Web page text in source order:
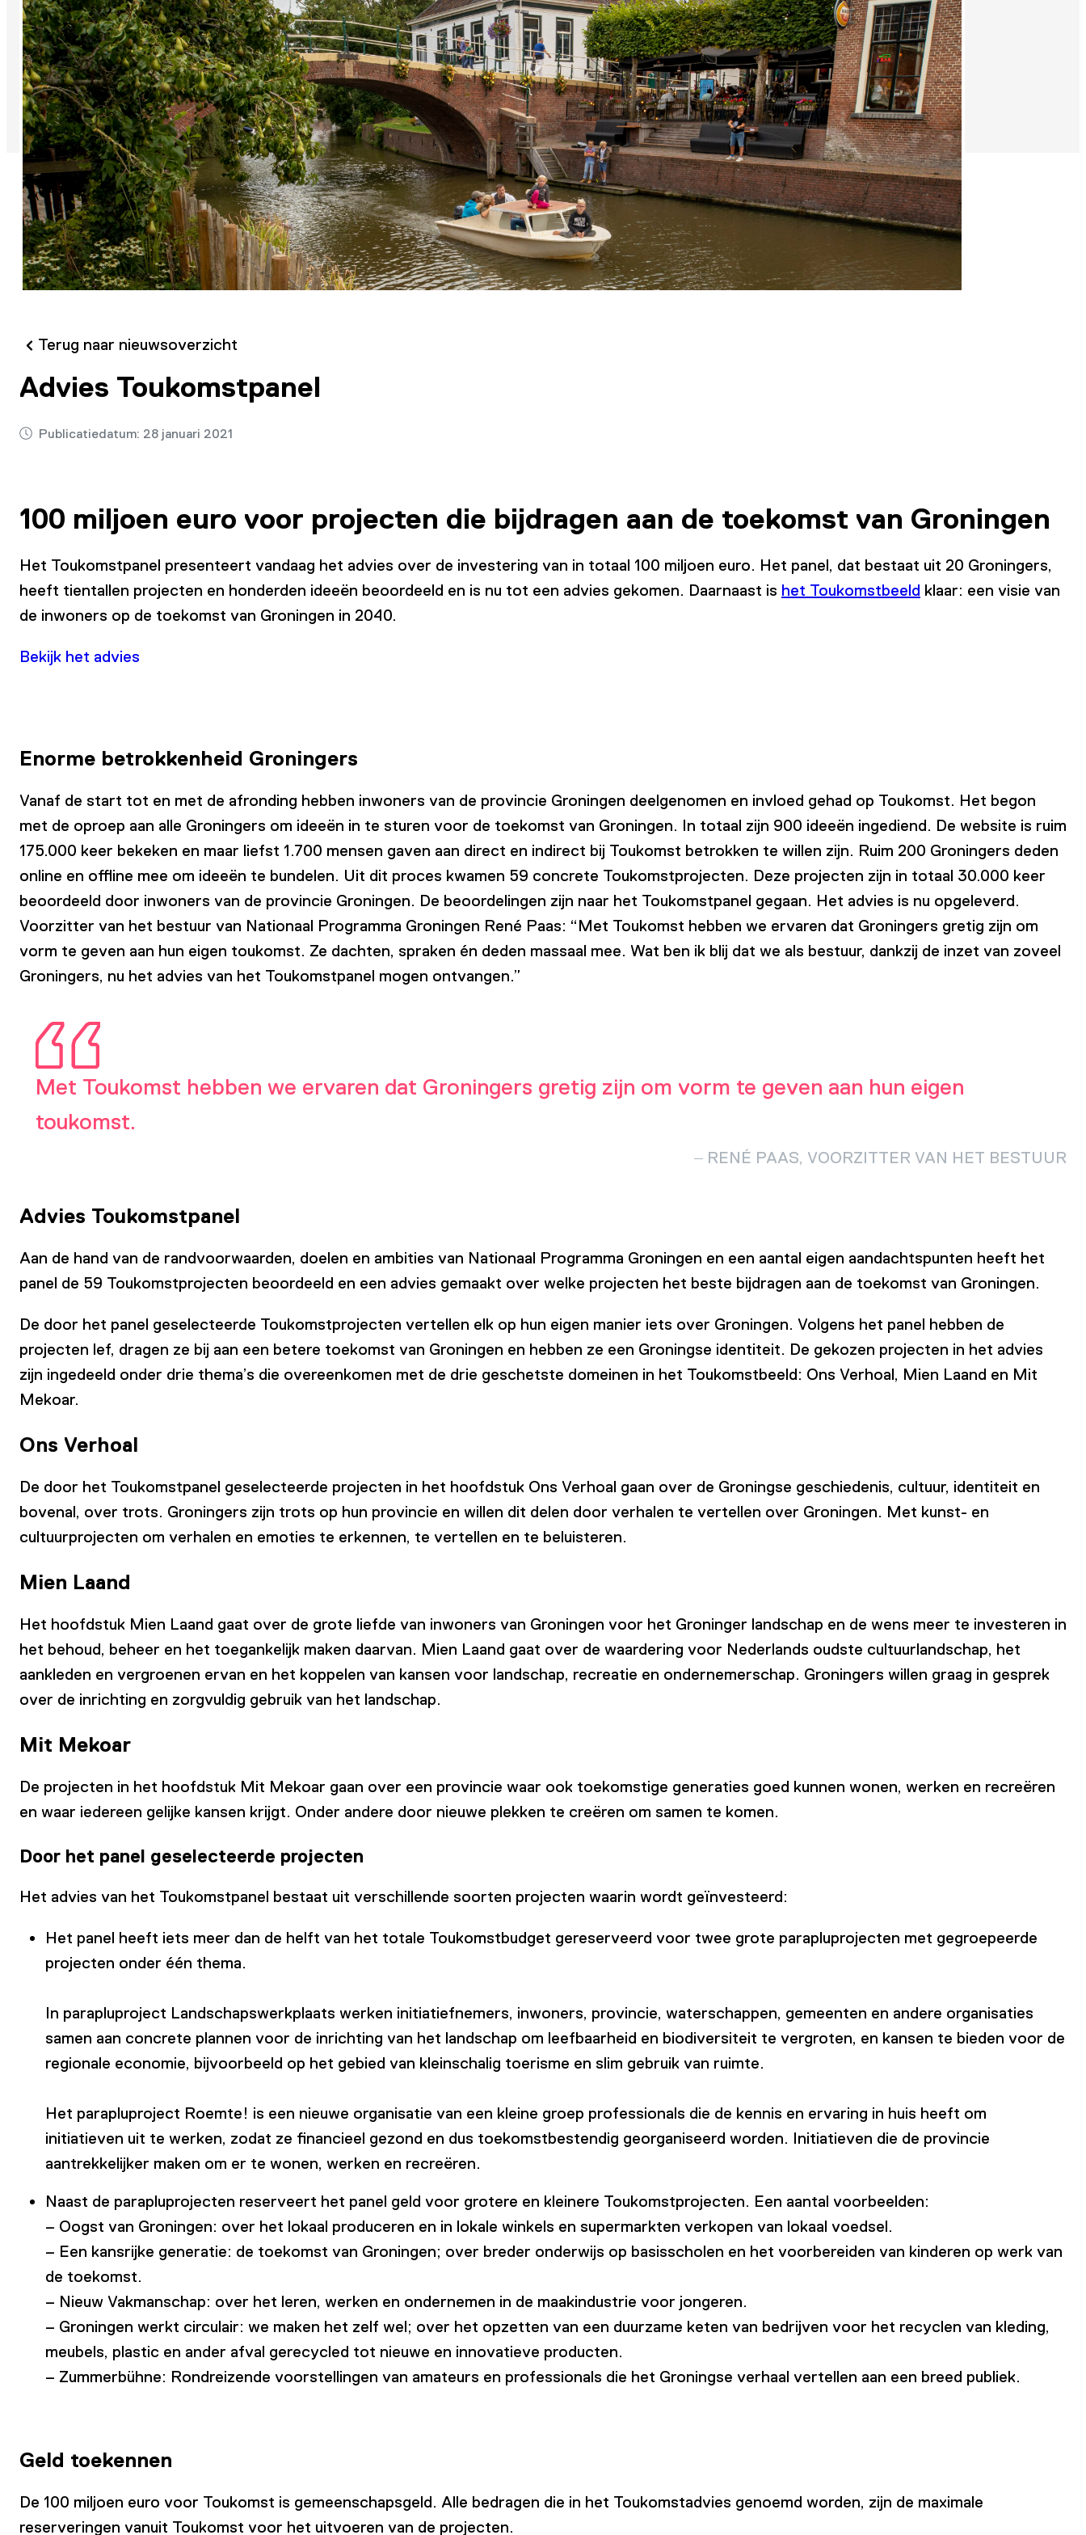
Terug naar nieuwsoverzicht
Advies Toukomstpanel
Publicatiedatum: 28 januari 2021
100 miljoen euro voor projecten die bijdragen aan de toekomst van Groningen
Het Toukomstpanel presenteert vandaag het advies over de investering van in totaal 100 miljoen euro. Het panel, dat bestaat uit 20 Groningers,
heeft tientallen projecten en honderden ideeën beoordeeld en is nu tot een advies gekomen. Daarnaast is het Toukomstbeeld klaar: een visie van
de inwoners op de toekomst van Groningen in 2040.
Bekijk het advies
Enorme betrokkenheid Groningers
Vanaf de start tot en met de afronding hebben inwoners van de provincie Groningen deelgenomen en invloed gehad op Toukomst. Het begon
met de oproep aan alle Groningers om ideeën in te sturen voor de toekomst van Groningen. In totaal zijn 900 ideeën ingediend. De website is ruim
175.000 keer bekeken en maar liefst 1.700 mensen gaven aan direct en indirect bij Toukomst betrokken te willen zijn. Ruim 200 Groningers deden
online en offline mee om ideeën te bundelen. Uit dit proces kwamen 59 concrete Toukomstprojecten. Deze projecten zijn in totaal 30.000 keer
beoordeeld door inwoners van de provincie Groningen. De beoordelingen zijn naar het Toukomstpanel gegaan. Het advies is nu opgeleverd.
Voorzitter van het bestuur van Nationaal Programma Groningen René Paas: “Met Toukomst hebben we ervaren dat Groningers gretig zijn om
vorm te geven aan hun eigen toukomst. Ze dachten, spraken én deden massaal mee. Wat ben ik blij dat we als bestuur, dankzij de inzet van zoveel
Groningers, nu het advies van het Toukomstpanel mogen ontvangen.”
Met Toukomst hebben we ervaren dat Groningers gretig zijn om vorm te geven aan hun eigen
toukomst.
RENÉ PAAS, VOORZITTER VAN HET BESTUUR
Advies Toukomstpanel
Aan de hand van de randvoorwaarden, doelen en ambities van Nationaal Programma Groningen en een aantal eigen aandachtspunten heeft het
panel de 59 Toukomstprojecten beoordeeld en een advies gemaakt over welke projecten het beste bijdragen aan de toekomst van Groningen.
De door het panel geselecteerde Toukomstprojecten vertellen elk op hun eigen manier iets over Groningen. Volgens het panel hebben de
projecten lef, dragen ze bij aan een betere toekomst van Groningen en hebben ze een Groningse identiteit. De gekozen projecten in het advies
zijn ingedeeld onder drie thema’s die overeenkomen met de drie geschetste domeinen in het Toukomstbeeld: Ons Verhoal, Mien Laand en Mit
Mekoar.
Ons Verhoal
De door het Toukomstpanel geselecteerde projecten in het hoofdstuk Ons Verhoal gaan over de Groningse geschiedenis, cultuur, identiteit en
bovenal, over trots. Groningers zijn trots op hun provincie en willen dit delen door verhalen te vertellen over Groningen. Met kunst- en
cultuurprojecten om verhalen en emoties te erkennen, te vertellen en te beluisteren.
Mien Laand
Het hoofdstuk Mien Laand gaat over de grote liefde van inwoners van Groningen voor het Groninger landschap en de wens meer te investeren in
het behoud, beheer en het toegankelijk maken daarvan. Mien Laand gaat over de waardering voor Nederlands oudste cultuurlandschap, het
aankleden en vergroenen ervan en het koppelen van kansen voor landschap, recreatie en ondernemerschap. Groningers willen graag in gesprek
over de inrichting en zorgvuldig gebruik van het landschap.
Mit Mekoar
De projecten in het hoofdstuk Mit Mekoar gaan over een provincie waar ook toekomstige generaties goed kunnen wonen, werken en recreëren
en waar iedereen gelijke kansen krijgt. Onder andere door nieuwe plekken te creëren om samen te komen.
Door het panel geselecteerde projecten
Het advies van het Toukomstpanel bestaat uit verschillende soorten projecten waarin wordt geïnvesteerd:
Het panel heeft iets meer dan de helft van het totale Toukomstbudget gereserveerd voor twee grote parapluprojecten met gegroepeerde
projecten onder één thema.
In parapluproject Landschapswerkplaats werken initiatiefnemers, inwoners, provincie, waterschappen, gemeenten en andere organisaties
samen aan concrete plannen voor de inrichting van het landschap om leefbaarheid en biodiversiteit te vergroten, en kansen te bieden voor de
regionale economie, bijvoorbeeld op het gebied van kleinschalig toerisme en slim gebruik van ruimte.
Het parapluproject Roemte! is een nieuwe organisatie van een kleine groep professionals die de kennis en ervaring in huis heeft om
initiatieven uit te werken, zodat ze financieel gezond en dus toekomstbestendig georganiseerd worden. Initiatieven die de provincie
aantrekkelijker maken om er te wonen, werken en recreëren.
Naast de parapluprojecten reserveert het panel geld voor grotere en kleinere Toukomstprojecten. Een aantal voorbeelden:
– Oogst van Groningen: over het lokaal produceren en in lokale winkels en supermarkten verkopen van lokaal voedsel.
– Een kansrijke generatie: de toekomst van Groningen; over breder onderwijs op basisscholen en het voorbereiden van kinderen op werk van
de toekomst.
– Nieuw Vakmanschap: over het leren, werken en ondernemen in de maakindustrie voor jongeren.
– Groningen werkt circulair: we maken het zelf wel; over het opzetten van een duurzame keten van bedrijven voor het recyclen van kleding,
meubels, plastic en ander afval gerecycled tot nieuwe en innovatieve producten.
– Zummerbühne: Rondreizende voorstellingen van amateurs en professionals die het Groningse verhaal vertellen aan een breed publiek.
Geld toekennen
De 100 miljoen euro voor Toukomst is gemeenschapsgeld. Alle bedragen die in het Toukomstadvies genoemd worden, zijn de maximale
reserveringen vanuit Toukomst voor het uitvoeren van de projecten.